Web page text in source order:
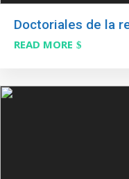
Doctoriales de la
READ MORE